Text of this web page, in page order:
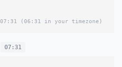
07:31 (06:31 in your timezone)
07:31